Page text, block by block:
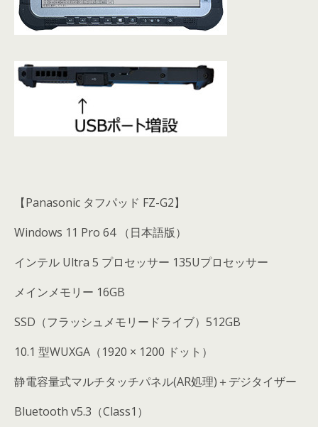
【Panasonic タフパッド FZ-G2】
Windows 11 Pro 64 （日本語版）
インテル Ultra 5 プロセッサー 135Uプロセッサー
メインメモリー 16GB
SSD（フラッシュメモリードライブ）512GB
10.1 型WUXGA（1920 × 1200 ドット）
静電容量式マルチタッチパネル(AR処理)＋デジタイザー
Bluetooth v5.3（Class1）